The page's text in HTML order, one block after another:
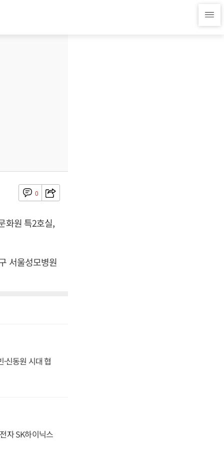
0
화원 특2호실,
서울성모병원
신동원 시대 협
자 SK하이닉스